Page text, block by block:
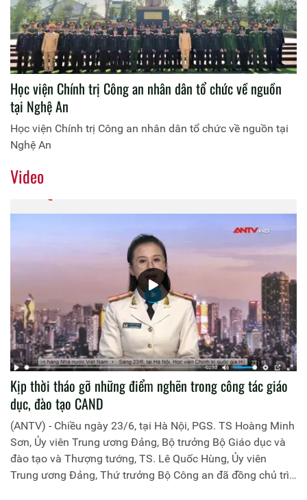
Học viện Chính trị Công an nhân dân tổ chức về nguồn
tại Nghệ An
Học viện Chính trị Công an nhân dân tổ chức về nguồn tại
Nghệ An
Video
Kịp thời tháo gỡ những điểm nghẽn trong công tác giáo
dục, đào tạo CAND
(ANTV) - Chiều ngày 23/6, tại Hà Nội, PGS. TS Hoàng Minh
Sơn, Ủy viên Trung ương Đảng, Bộ trưởng Bộ Giáo dục và
đào tạo và Thượng tướng, TS. Lê Quốc Hùng, Ủy viên
Trung ương Đảng, Thứ trưởng Bộ Công an đã đồng chủ trì